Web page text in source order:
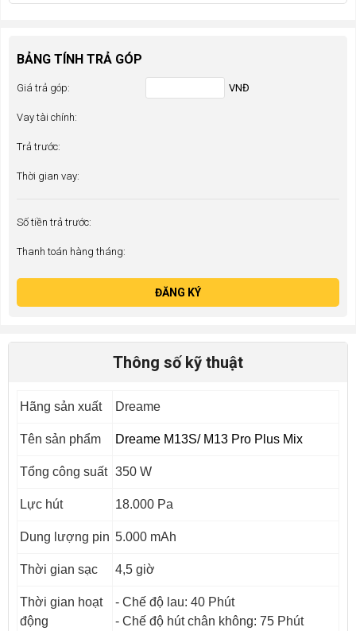
BẢNG TÍNH TRẢ GÓP
Giá trả góp: VNĐ
Vay tài chính:
Trả trước:
Thời gian vay:
Số tiền trả trước:
Thanh toán hàng tháng:
ĐĂNG KÝ
Thông số kỹ thuật
Hãng sản xuất Dreame
Tên sản phẩm Dreame M13S/ M13 Pro Plus Mix
Tổng công suất 350 W
Lực hút 18.000 Pa
Dung lượng pin 5.000 mAh
Thời gian sạc 4,5 giờ
Thời gian hoạt
động
- Chế độ lau: 40 Phút
- Chế độ hút chân không: 75 Phút